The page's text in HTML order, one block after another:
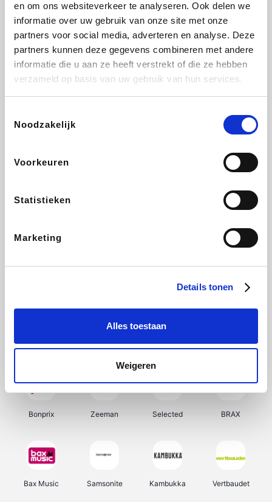
en om ons websiteverkeer te analyseren. Ook delen we
informatie over uw gebruik van onze site met onze
partners voor social media, adverteren en analyse. Deze
partners kunnen deze gegevens combineren met andere
informatie die u aan ze heeft verstrekt of die ze hebben
verzameld op basis van uw gebruik van hun services.
Noodzakelijk
Voorkeuren
Statistieken
Marketing
Details tonen
Alles toestaan
Weigeren
Sarenza Interhome Schiesser Bolt Energie
DeubaXXL
Ekoi About You
My Jewellery Tennis Point Samsung Delonghi
Bonprix Zeeman Selected BRAX
Bax Music Samsonite Kambukka Vertbaudet